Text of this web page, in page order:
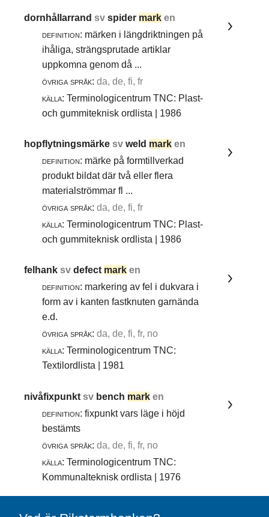
dornhållarrandsvspider mark en
definition: märken i längdriktningen på
ihåliga, strängsprutade artiklar
uppkomna genom då ...
övriga språk: da, de, fi, fr
källa: Terminologicentrum TNC: Plast-
och gummiteknisk ordlista | 1986
hopflytningsmärkesvweld mark en
definition: märke på formtillverkad
produkt bildat där två eller flera
materialströmmar fl ...
övriga språk: da, de, fi, fr
källa: Terminologicentrum TNC: Plast-
och gummiteknisk ordlista | 1986
felhanksvdefect mark en
definition: markering av fel i dukvara i
form av i kanten fastknuten garnända
e.d.
övriga språk: da, de, fi, fr, no
källa: Terminologicentrum TNC:
Textilordlista | 1981
nivåfixpunktsv bench mark en
definition: fixpunkt vars läge i höjd
bestämts
övriga språk: da, de, fi, fr, no
källa: Terminologicentrum TNC:
Kommunalteknisk ordlista | 1976